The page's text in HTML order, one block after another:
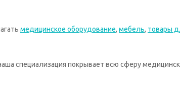
медицинское оборудование, мебель, товары
специализация покрывает всю сферу